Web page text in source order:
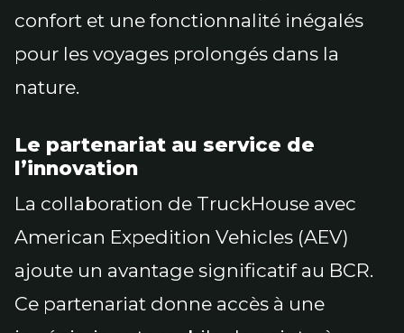
confort et une fonctionnalité inégalés
pour les voyages prolongés dans la
nature.
Le partenariat au service de
l’innovation
La collaboration de TruckHouse avec
American Expedition Vehicles (AEV)
ajoute un avantage significatif au BCR.
Ce partenariat donne accès à une